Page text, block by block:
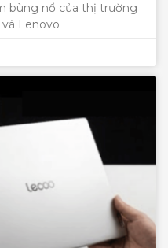
bùng nổ của thị trường
Lenovo